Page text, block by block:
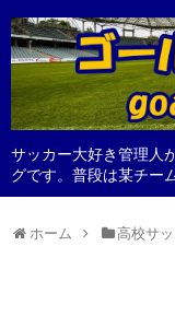
サッカー大好き管理人
グです。普段は某チー
ホーム 高校サ